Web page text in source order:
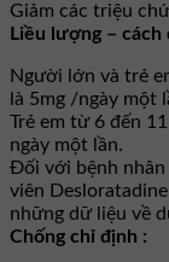
Giảm các triệu
Liều lượng – cách
Người lớn và trẻ
là 5mg /ngày một
Trẻ em từ 6 đến
ngày một lần.
Đối với bệnh nhân
viên
những dữ liệu về
Chống chỉ định :